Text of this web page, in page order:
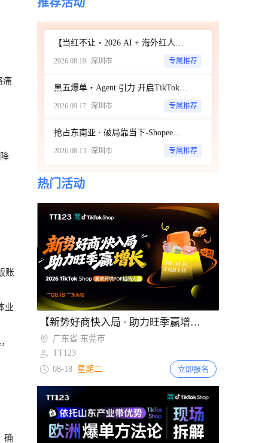
痛
降
账
业
确
【当红不让・2026 AI + 海外红人营销大会暨 WotoHub 卖家大会】
2026.08.19 深圳市 专属推荐
黑五爆单・Agent 引力 开启TikTok新达人经济时代 ——ScoreHub 2026 品牌大会
2026.09.17 深圳市 专属推荐
抢占东南亚 · 破局靠当下-Shopee商家破局增长闭门私享会
2026.08.13 深圳市 专属推荐
热门活动
Item
2
of
2
【新势好商快入局 · 助力旺季赢增长】TikTok Shop美欧跨境POP招商大会·东莞站
广东省 东莞市
TT123
08-18 星期二 立即报名
欧啦！爆单就在13国——2026TikTok Shop欧洲新势力峰会【青岛站】
山东省 青岛市
TT123
08-13 星期四 立即报名